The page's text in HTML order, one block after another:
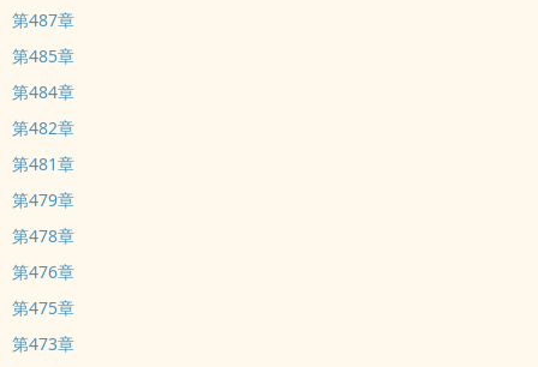
第487章
第485章
第484章
第482章
第481章
第479章
第478章
第476章
第475章
第473章